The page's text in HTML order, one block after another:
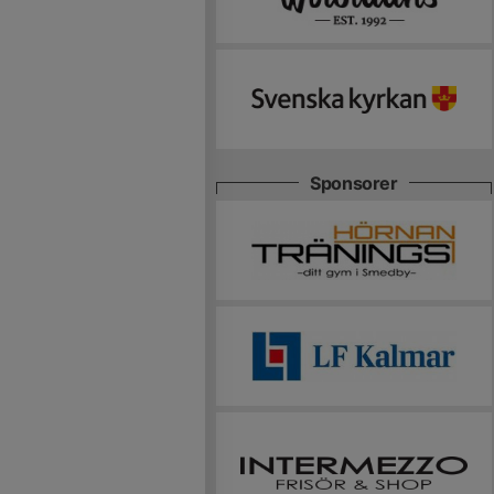
Sponsorer